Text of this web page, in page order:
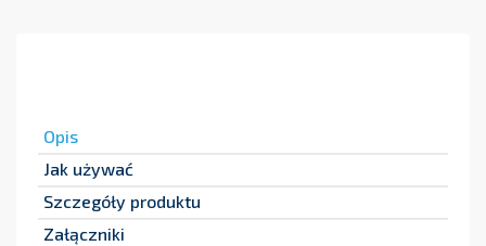
Opis
Jak używać
Szczegóły produktu
Załączniki